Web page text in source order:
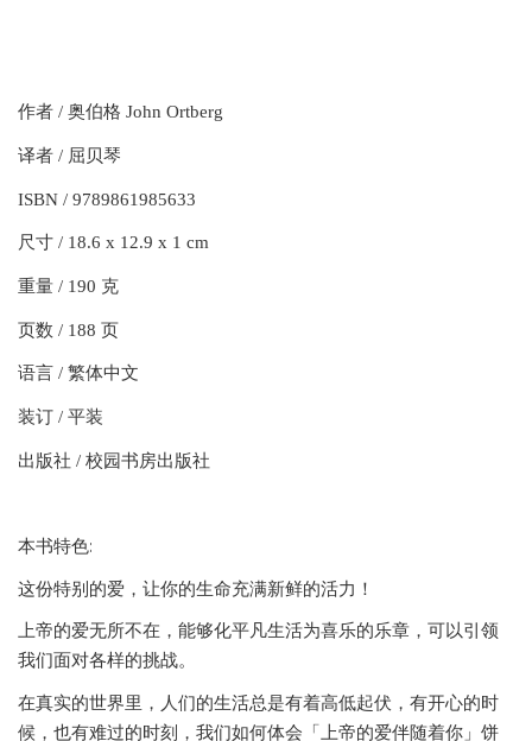
作者 / 奥伯格 John Ortberg
译者 / 屈贝琴
ISBN / 9789861985633
尺寸 / 18.6 x 12.9 x 1 cm
重量 / 190 克
页数 / 188 页
语言 / 繁体中文
装订 / 平装
出版社 / 校园书房出版社
本书特色:
这份特别的爱，让你的生命充满新鲜的活力！
上帝的爱无所不在，能够化平凡生活为喜乐的乐章，可以引领
我们面对各样的挑战。
在真实的世界里，人们的生活总是有着高低起伏，有开心的时
候，也有难过的时刻，我们如何体会「上帝的爱伴随着你」饼